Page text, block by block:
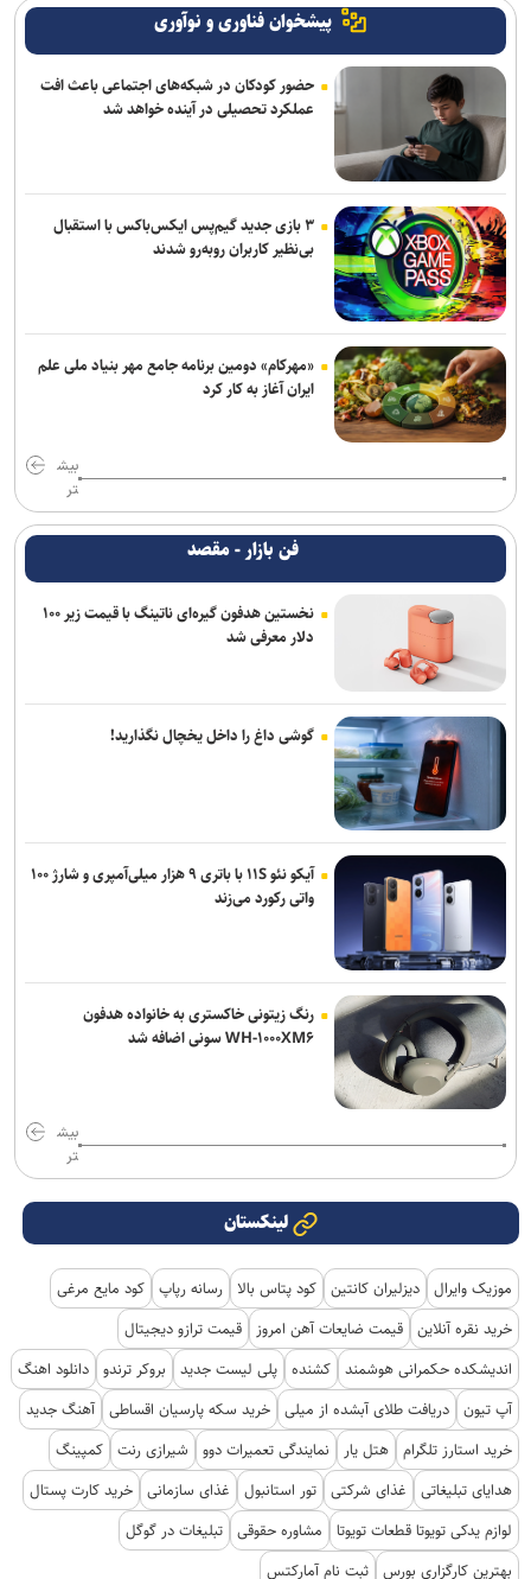
پیشخوان فناوری و نوآوری
حضور کودکان در شبکه‌های اجتماعی باعث افت
عملکرد تحصیلی در آینده خواهد شد
۳ بازی جدید گیم‌پس ایکس‌باکس با استقبال
بی‌نظیر کاربران روبه‌رو شدند
«مهرکام» دومین برنامه جامع مهر بنیاد ملی علم
ایران آغاز به کار کرد
بیش
تر
فن بازار - مقصد
نخستین هدفون گیره‌ای ناتینگ با قیمت زیر ۱۰۰
دلار معرفی شد
گوشی داغ را داخل یخچال نگذارید!
آیکو نئو ۱۱S با باتری ۹ هزار میلی‌آمپری و شارژ ۱۰۰
واتی رکورد می‌زند
رنگ زیتونی خاکستری به خانواده هدفون
WH-۱۰۰۰XM۶ سونی اضافه شد
بیش
تر
لینکستان
موزیک وایرال دیزلیران کانتین کود پتاس بالا رسانه رپاپ کود مایع مرغی
خرید نقره آنلاین قیمت ضایعات آهن امروز
قیمت ترازو دیجیتال
اندیشکده حکمرانی هوشمند کشنده پلی لیست جدید بروکر ترندو دانلود اهنگ
آپ تیون دریافت طلای آبشده از میلی خرید سکه پارسیان اقساطی آهنگ جدید
خرید استارز تلگرام هتل یار نمایندگی تعمیرات دوو شیرازی رنت کمپینگ
هدایای تبلیغاتی
غذای شرکتی تور استانبول غذای سازمانی خرید کارت پستال
لوازم یدکی تویوتا قطعات تویوتا
مشاوره حقوقی تبلیغات در گوگل
بهترین کارگزاری بورس ثبت نام آمارکتس